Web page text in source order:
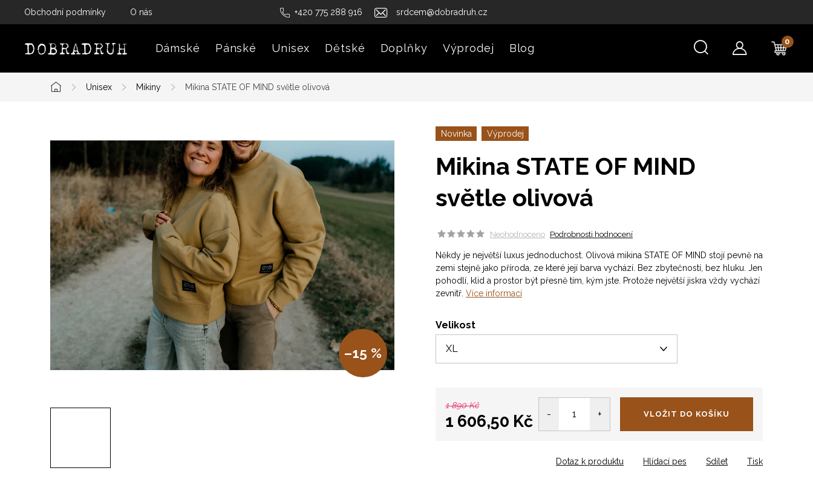
+420 775 288 916 srdcem@dobradruh.cz
Obchodní podmínky O nás
Dámské Pánské Unisex Dětské Doplňky Výprodej Blog
Domů
Unisex Mikiny Mikina STATE OF MIND světle olivová
–15 %
Novinka Výprodej
Mikina STATE OF MIND
světle olivová
Neohodnoceno Podrobnosti hodnocení
Někdy je největší luxus jednoduchost. Olivová mikina STATE OF MIND stojí pevně na
zemi stejně jako příroda, ze které její barva vychází. Bez zbytečností, bez hluku. Jen
pohodlí, klid a prostor být přesně tím, kým jste. Protože největší jiskra vždy vychází
zevnitř. Více informací
Velikost
1 890 Kč
1 606,50 Kč VLOŽIT DO KOŠÍKU
Tisk
Dotaz k produktu Hlídací pes Sdílet